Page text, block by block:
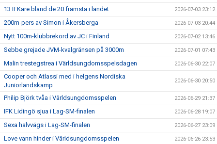
13 IFKare bland de 20 främsta i landet 2026-07-03 23:12
200m-pers av Simon i Åkersberga 2026-07-03 20:44
Nytt 100m-klubbrekord av JC i Finland 2026-07-02 13:46
Sebbe grejade JVM-kvalgränsen på 3000m 2026-07-01 07:43
Malin trestegstrea i Världsungdomsspelsdagen 2026-06-30 22:07
Cooper och Atlassi med i helgens Nordiska
Juniorlandskamp
2026-06-30 20:50
Philip Björk tvåa i Världsungdomsspelen 2026-06-29 21:37
IFK Lidingö sjua i Lag-SM-finalen 2026-06-28 19:07
Sexa halvvägs i Lag-SM-finalen 2026-06-27 23:09
Love vann hinder i Världsungdomsspelen 2026-06-26 23:53